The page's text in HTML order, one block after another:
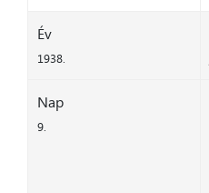
Év
1938.
Nap
9.